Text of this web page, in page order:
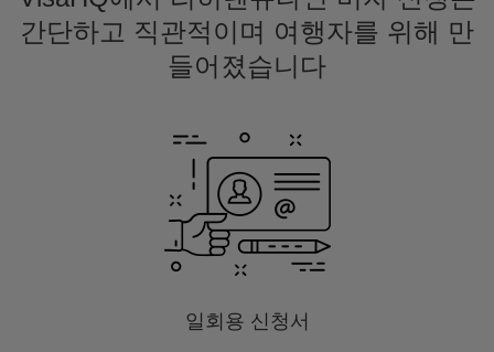
간단하고 직관적이며 여행자를 위해 만
들어졌습니다
일회용 신청서